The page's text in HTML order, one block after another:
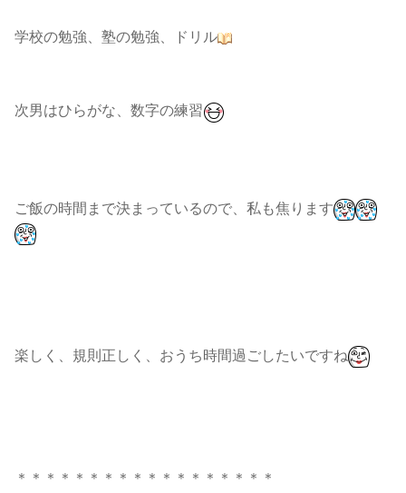
学校の勉強、塾の勉強、ドリル
次男はひらがな、数字の練習
ご飯の時間まで決まっているので、私も焦ります
楽しく、規則正しく、おうち時間過ごしたいですね
＊＊＊＊＊＊＊＊＊＊＊＊＊＊＊＊＊＊